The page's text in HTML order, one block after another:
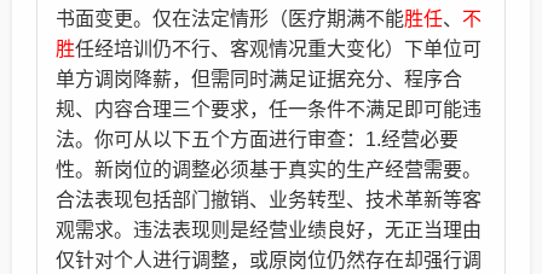
书面变更。仅在法定情形（医疗期满不能胜任、 不
胜任经培训仍不行、客观情况重大变化）下单位可
单方调岗降薪，但需同时满足证据充分、程序合
规、内容合理三个要求，任一条件不满足即可能违
法。你可从以下五个方面进行审查：1.经营必要
性。新岗位的调整必须基于真实的生产经营需要。
合法表现包括部门撤销、业务转型、技术革新等客
观需求。违法表现则是经营业绩良好，无正当理由
仅针对个人进行调整，或原岗位仍然存在却强行调